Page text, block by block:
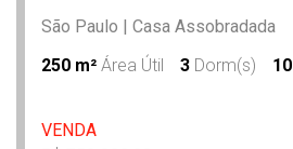
São Paulo | Casa Assobradada
250 m² Área Útil 3 Dorm(s) 10
VENDA